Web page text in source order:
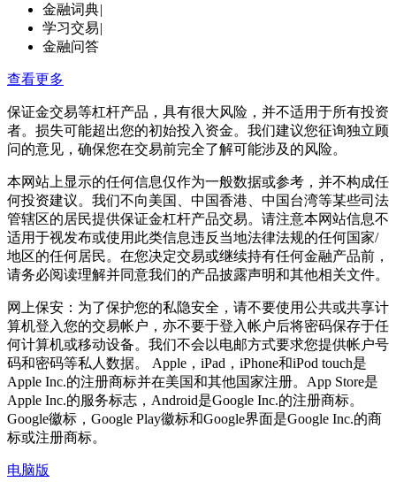
金融词典|
学习交易|
金融问答
查看更多
保证金交易等杠杆产品，具有很大风险，并不适用于所有投资
者。损失可能超出您的初始投入资金。我们建议您征询独立顾
问的意见，确保您在交易前完全了解可能涉及的风险。
本网站上显示的任何信息仅作为一般数据或参考，并不构成任
何投资建议。我们不向美国、中国香港、中国台湾等某些司法
管辖区的居民提供保证金杠杆产品交易。请注意本网站信息不
适用于视发布或使用此类信息违反当地法律法规的任何国家/
地区的任何居民。在您决定交易或继续持有任何金融产品前，
请务必阅读理解并同意我们的产品披露声明和其他相关文件。
网上保安：为了保护您的私隐安全，请不要使用公共或共享计
算机登入您的交易帐户，亦不要于登入帐户后将密码保存于任
何计算机或移动设备。我们不会以电邮方式要求您提供帐户号
码和密码等私人数据。 Apple，iPad，iPhone和iPod touch是
Apple Inc.的注册商标并在美国和其他国家注册。App Store是
Apple Inc.的服务标志，Android是Google Inc.的注册商标。
Google徽标，Google Play徽标和Google界面是Google Inc.的商
标或注册商标。
电脑版